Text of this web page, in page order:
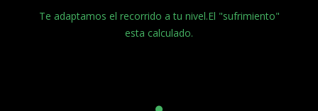
Te adaptamos el recorrido a tu nivel.El "sufrimiento"
esta calculado.